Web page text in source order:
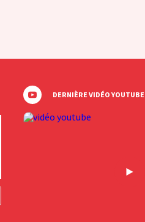
DERNIÈRE VIDÉO YOUTUBE